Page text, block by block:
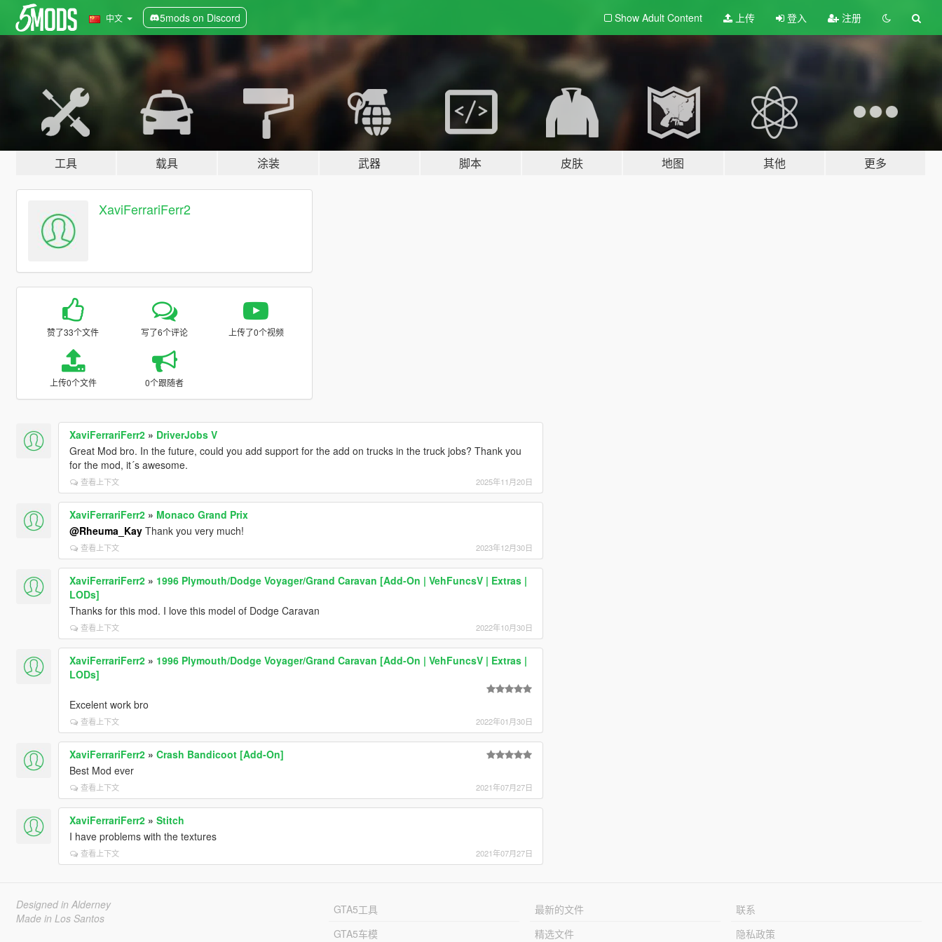
中文 5mods on Discord Show Adult Content 上传 登入 注册
工具 载具 涂装 武器 脚本 皮肤 地图 其他 更多
XaviFerrariFerr2
赞了33个文件 写了6个评论 上传了0个视频
上传0个文件 0个跟随者
XaviFerrariFerr2» DriverJobs V
Great Mod bro. In the future, could you add support for the add on trucks in the truck jobs? Thank you
for the mod, it´s awesome.
查看上下文 2025年11月20日
XaviFerrariFerr2» Monaco Grand Prix
@Rheuma_KayThank you very much!
查看上下文 2023年12月30日
XaviFerrariFerr2» 1996 Plymouth/Dodge Voyager/Grand Caravan [Add-On | VehFuncsV | Extras |
LODs]
Thanks for this mod. I love this model of Dodge Caravan
查看上下文 2022年10月30日
XaviFerrariFerr2» 1996 Plymouth/Dodge Voyager/Grand Caravan [Add-On | VehFuncsV | Extras |
LODs]
Excelent work bro
查看上下文 2022年01月30日
XaviFerrariFerr2» Crash Bandicoot [Add-On]
Best Mod ever
查看上下文 2021年07月27日
XaviFerrariFerr2» Stitch
I have problems with the textures
查看上下文 2021年07月27日
Designed in Alderney
Made in Los Santos
GTA5工具
GTA5车模
最新的文件
精选文件
联系
隐私政策